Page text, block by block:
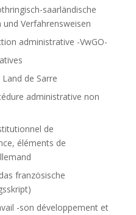
saarländische
Verfahrensweisen
administrative -VwGO-
Land de Sarre
administrative non
de
éléments de
französische
-son développement et